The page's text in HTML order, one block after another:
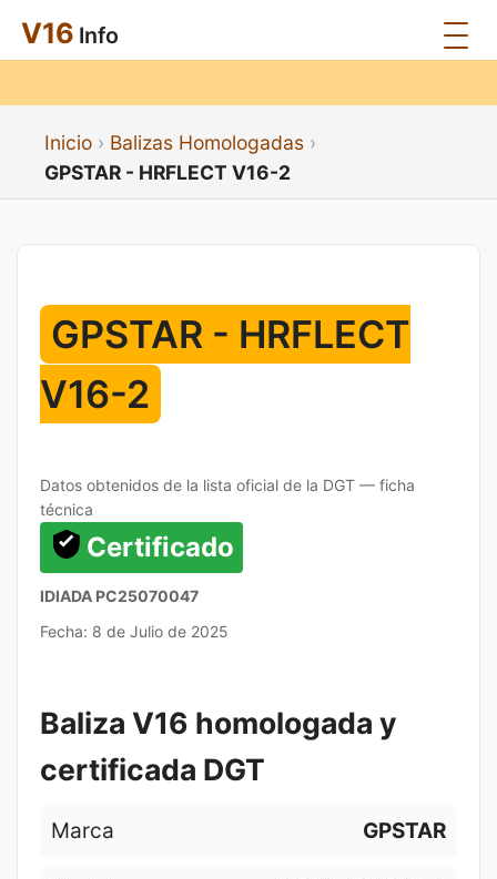
V16 Info
Inicio
Balizas Homologadas
GPSTAR - HRFLECT V16-2
GPSTAR - HRFLECT
V16-2
Datos obtenidos de la lista oficial de la DGT — ficha
técnica
Certificado
IDIADA PC25070047
Fecha: 8 de Julio de 2025
Baliza V16 homologada y
certificada DGT
Marca GPSTAR